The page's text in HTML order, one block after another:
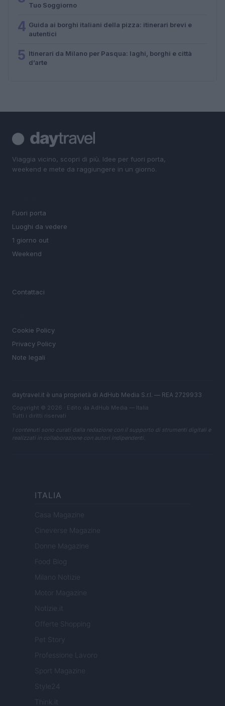
Tuo Soggiorno
4 Guida ai borghi italiani della pizza: itinerari brevi e
autentici
5 Itinerari da Milano per Pasqua: laghi, borghi e città
d’arte
Viaggia vicino, scopri di più. Idee per fuori porta,
weekend e mete da raggiungere in un giorno.
Fuori porta
Luoghi da vedere
1 giorno out
Weekend
Contattaci
Cookie Policy
Privacy Policy
Note legali
daytravel.it è una proprietà di AdHub Media S.r.l. — REA 2729933
Copyright © 2026 · Edito da AdHub Media — Italia
Tutti i diritti riservati
I contenuti sono curati dalla redazione con il supporto di strumenti digitali e
realizzati in collaborazione con autori indipendenti.
ITALIA
Casa Magazine
Cineverse Magazine
Donne Magazine
Food Blog
Milano Notizie
Motor Magazine
Notizie.it
Offerte Shopping
Pet Story
Professione Lavoro
Sport Magazine
Style24
Think.it